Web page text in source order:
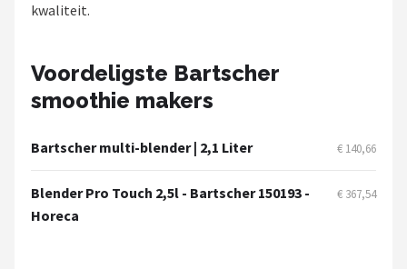
KitchenAid
Braun
Bardi
Bartscher
kwaliteit.
Voordeligste Bartscher
smoothie makers
Bartscher multi-blender | 2,1 Liter € 140,66
Blender Pro Touch 2,5l - Bartscher 150193 -
Horeca
€ 367,54